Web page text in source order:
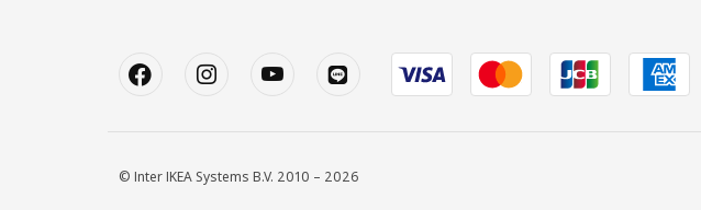
© Inter IKEA Systems B.V. 2010 – 2026